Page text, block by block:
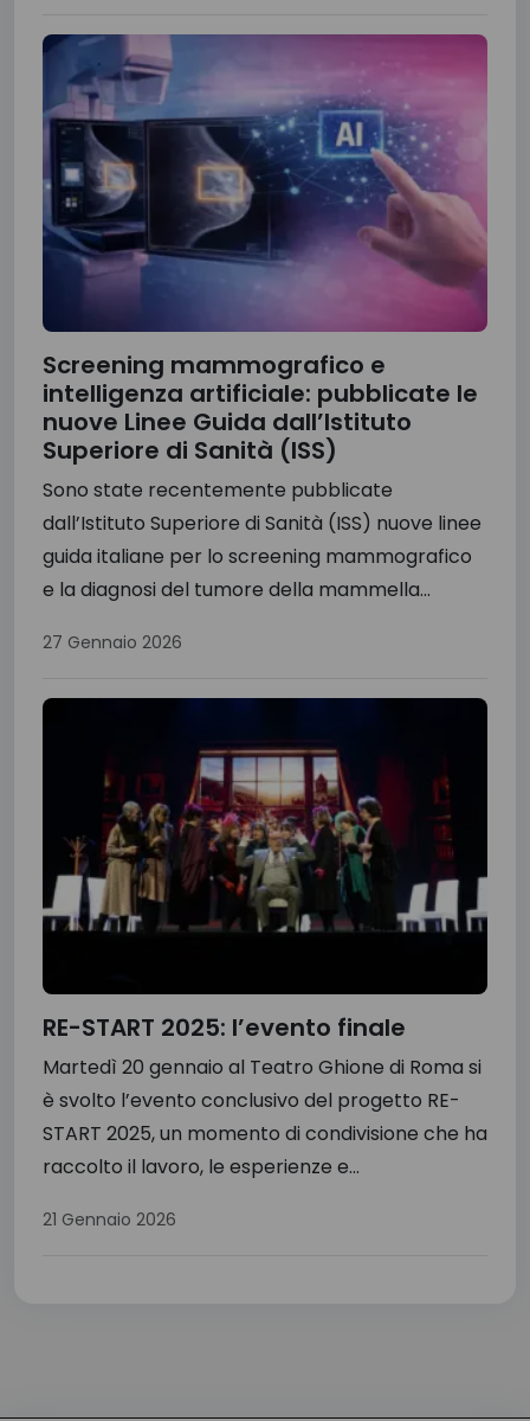
Screening mammografico e
intelligenza artificiale: pubblicate le
nuove Linee Guida dall’Istituto
Superiore di Sanità (ISS)
Sono state recentemente pubblicate
dall’Istituto Superiore di Sanità (ISS) nuove linee
guida italiane per lo screening mammografico
e la diagnosi del tumore della mammella...
27 Gennaio 2026
RE-START 2025: l’evento finale
Martedì 20 gennaio al Teatro Ghione di Roma si
è svolto l’evento conclusivo del progetto RE-
START 2025, un momento di condivisione che ha
raccolto il lavoro, le esperienze e...
21 Gennaio 2026